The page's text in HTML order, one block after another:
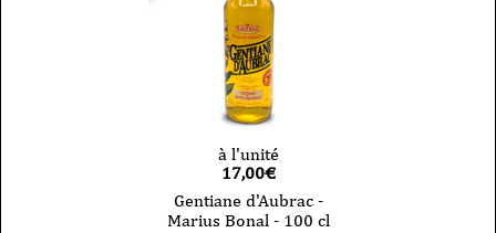
à l'unité
17,00€
Gentiane d'Aubrac -
Marius Bonal - 100 cl